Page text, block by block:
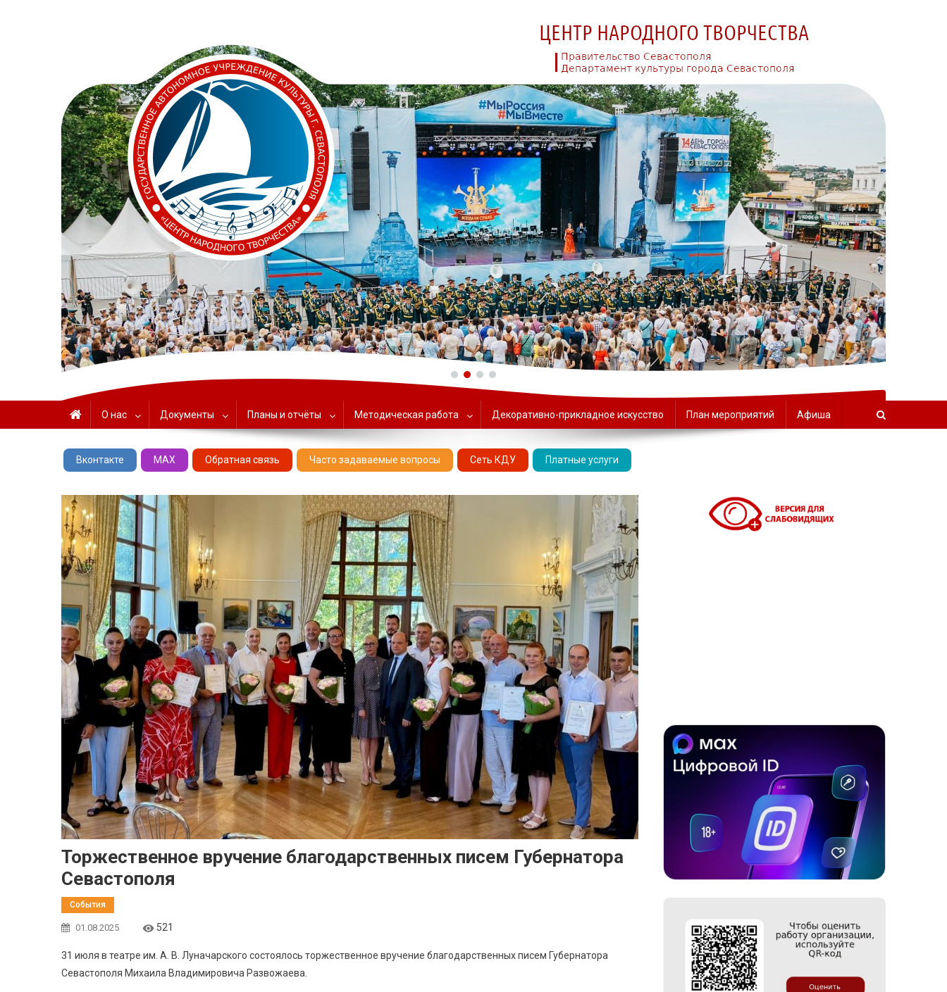
ГАУК «ЦНТ» – Севастопольский Центр народного творчества
О нас Документы Планы и отчёты Методическая работа Декоративно-прикладное искусство План мероприятий Афиша
Вконтакте MAX Обратная связь Часто задаваемые вопросы Сеть КДУ Платные услуги
Торжественное вручение благодарственных писем Губернатора
Севастополя
События
01.08.2025 521
31 июля в театре им. А. В. Луначарского состоялось торжественное вручение благодарственных писем Губернатора
Севастополя Михаила Владимировича Развожаева.